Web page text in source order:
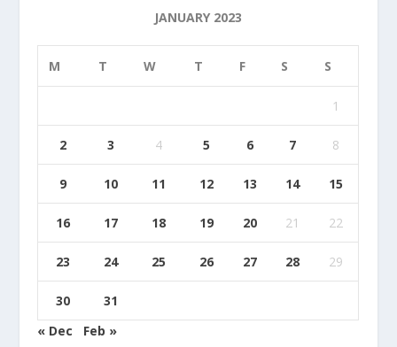
JANUARY 2023
M T W T F S S
1
2 3 4 5 6 7 8
9 10 11 12 13 14 15
16 17 18 19 20 21 22
23 24 25 26 27 28 29
30
31
« Dec
Feb »